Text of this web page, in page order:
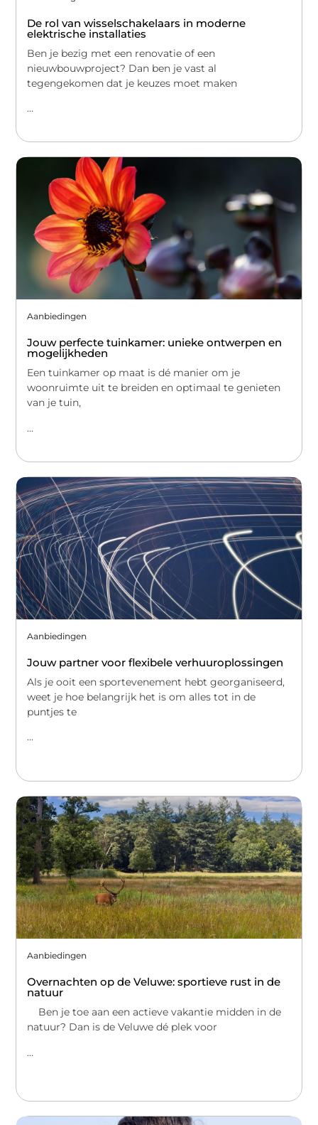
De rol van wisselschakelaars in moderne
elektrische installaties
Ben je bezig met een renovatie of een
nieuwbouwproject? Dan ben je vast al
tegengekomen dat je keuzes moet maken
...
Aanbiedingen
Jouw perfecte tuinkamer: unieke ontwerpen en
mogelijkheden
Een tuinkamer op maat is dé manier om je
woonruimte uit te breiden en optimaal te genieten
van je tuin,
...
Aanbiedingen
Jouw partner voor flexibele verhuuroplossingen
Als je ooit een sportevenement hebt georganiseerd,
weet je hoe belangrijk het is om alles tot in de
puntjes te
...
Aanbiedingen
Overnachten op de Veluwe: sportieve rust in de
natuur
Ben je toe aan een actieve vakantie midden in de
natuur? Dan is de Veluwe dé plek voor
...